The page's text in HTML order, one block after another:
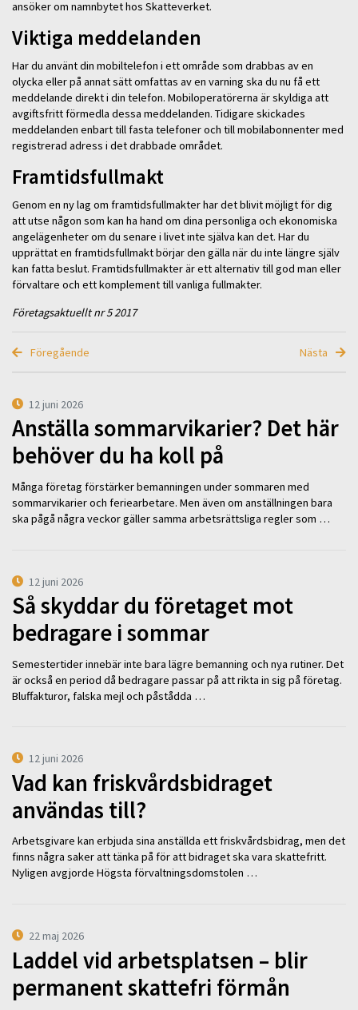
ansöker om namnbytet hos Skatteverket.
Viktiga meddelanden
Har du använt din mobiltelefon i ett område som drabbas av en
olycka eller på annat sätt omfattas av en varning ska du nu få ett
meddelande direkt i din telefon. Mobiloperatörerna är skyldiga att
avgiftsfritt förmedla dessa meddelanden. Tidigare skickades
meddelanden enbart till fasta telefoner och till mobilabonnenter med
registrerad adress i det drabbade området.
Framtidsfullmakt
Genom en ny lag om framtidsfullmakter har det blivit möjligt för dig
att utse någon som kan ha hand om dina personliga och ekonomiska
angelägenheter om du senare i livet inte själva kan det. Har du
upprättat en framtidsfullmakt börjar den gälla när du inte längre själv
kan fatta beslut. Framtidsfullmakter är ett alternativ till god man eller
förvaltare och ett komplement till vanliga fullmakter.
Företagsaktuellt nr 5 2017
Föregående Nästa
12 juni 2026
Anställa sommarvikarier? Det här
behöver du ha koll på
Många företag förstärker bemanningen under sommaren med
sommarvikarier och feriearbetare. Men även om anställningen bara
ska pågå några veckor gäller samma arbetsrättsliga regler som …
12 juni 2026
Så skyddar du företaget mot
bedragare i sommar
Semestertider innebär inte bara lägre bemanning och nya rutiner. Det
är också en period då bedragare passar på att rikta in sig på företag.
Bluffakturor, falska mejl och påstådda …
12 juni 2026
Vad kan friskvårdsbidraget
användas till?
Arbetsgivare kan erbjuda sina anställda ett friskvårdsbidrag, men det
finns några saker att tänka på för att bidraget ska vara skattefritt.
Nyligen avgjorde Högsta förvaltningsdomstolen …
22 maj 2026
Laddel vid arbetsplatsen – blir
permanent skattefri förmån